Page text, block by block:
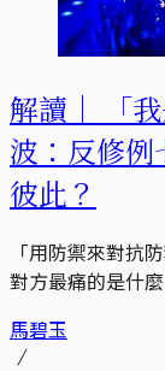
解讀｜
「
波：反修
彼此？
「用防禦來對
對方最痛的是什
馬碧玉